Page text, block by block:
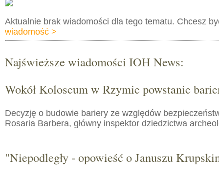
Aktualnie brak wiadomości dla tego tematu. Chcesz
wiadomość >
Najświeższe wiadomości IOH News:
Wokół Koloseum w Rzymie powstanie
Decyzję o budowie bariery ze względów
Rosaria Barbera, główny inspektor dziedzictwa
"Niepodległy - opowieść o Januszu